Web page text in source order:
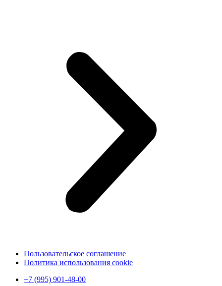
Пользовательское соглашение
Политика использования cookie
+7 (995) 901-48-00